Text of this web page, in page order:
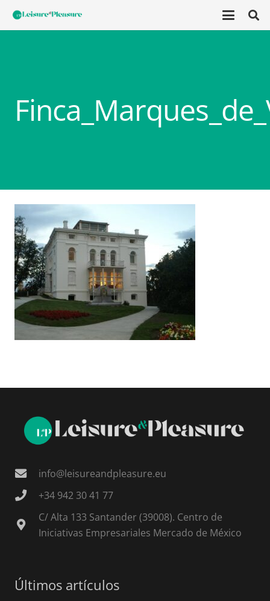
info@leisureandpleasure.eu
+34 942 30 41 77
C/ Alta 133 Santander (39008). Centro de
Iniciativas Empresariales Mercado de México
Últimos artículos